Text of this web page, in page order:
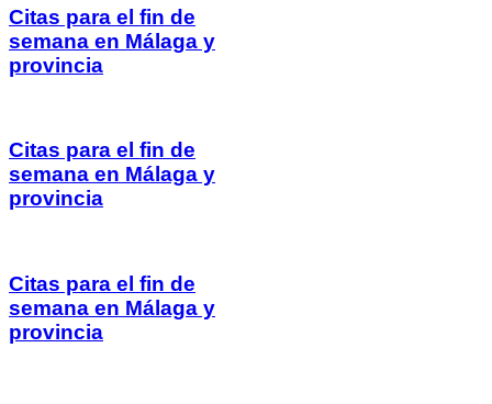
Citas para el fin de
semana en Málaga y
provincia
Citas para el fin de
semana en Málaga y
provincia
Citas para el fin de
semana en Málaga y
provincia